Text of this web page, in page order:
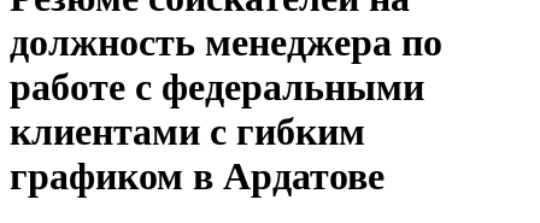
должность менеджера по
работе с федеральными
клиентами с гибким
графиком в Ардатове